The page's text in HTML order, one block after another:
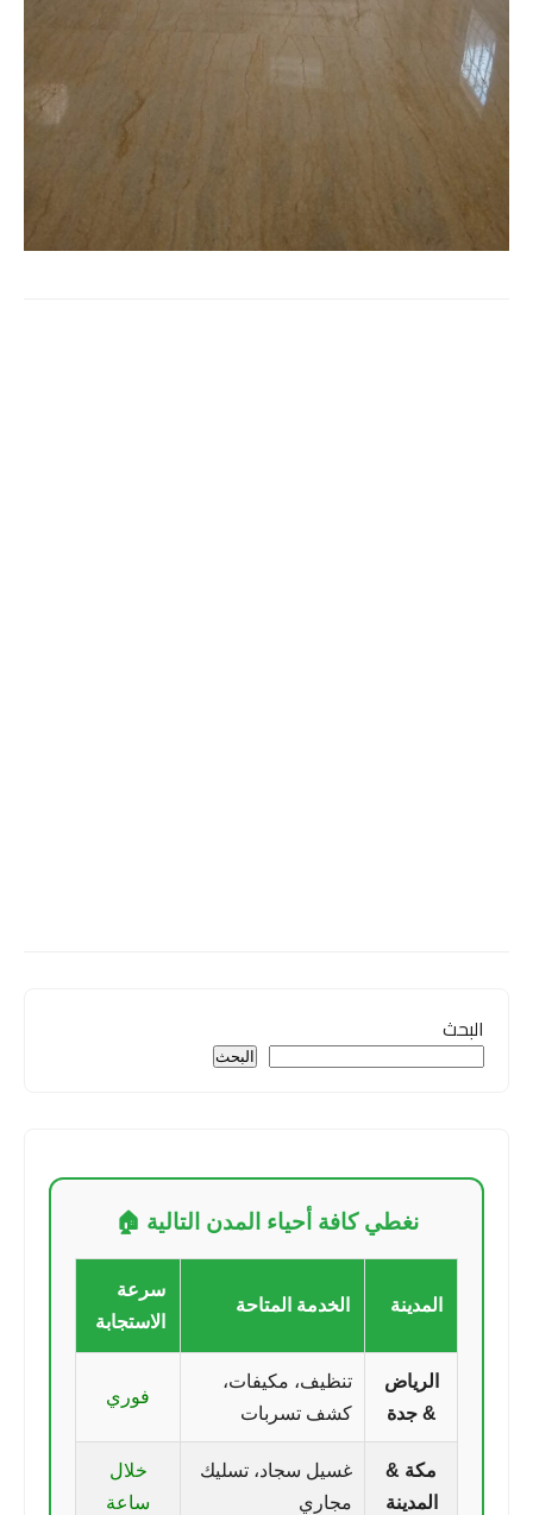
البحث
البحث
نغطي كافة أحياء المدن التالية 🏠
المدينة الخدمة المتاحة
سرعة
الاستجابة
الرياض
& جدة
تنظيف، مكيفات،
كشف تسربات
فوري
مكة &
المدينة
غسيل سجاد، تسليك
مجاري
خلال
ساعة